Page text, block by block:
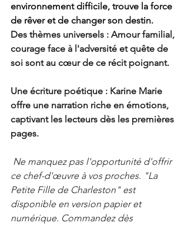
environnement difficile, trouve la force
de rêver et de changer son destin.
Des thèmes universels : Amour familial,
courage face à l'adversité et quête de
soi sont au cœur de ce récit poignant.
Une écriture poétique : Karine Marie
offre une narration riche en émotions,
captivant les lecteurs dès les premières
pages.
Ne manquez pas l'opportunité d'offrir
ce chef-d'œuvre à vos proches. "La
Petite Fille de Charleston" est
disponible en version papier et
numérique. Commandez dès